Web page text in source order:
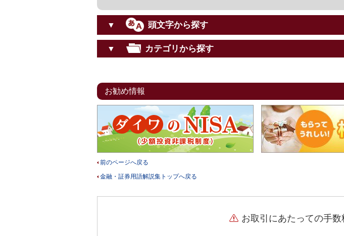
▼ 頭文字から探す
▼ カテゴリから探す
お勧め情報
前のページへ戻る
金融・証券用語解説集トップへ戻る
お取引にあたっての手